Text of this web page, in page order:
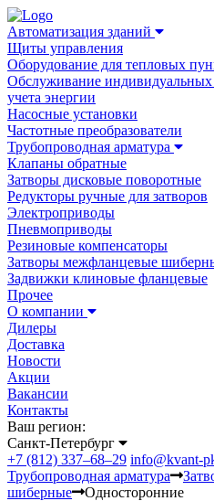
Автоматизация зданий
Щиты управления
Оборудование для тепловых
Обслуживание индивидуальных
учета энергии
Насосные установки
Частотные преобразователи
Трубопроводная арматура
Клапаны обратные
Затворы дисковые поворотные
Редукторы ручные для затворов
Электроприводы
Пневмоприводы
Резиновые компенсаторы
Затворы межфланцевые
Задвижки клиновые фланцевые
Прочее
О компании
Дилеры
Доставка
Новости
Акции
Вакансии
Контакты
Ваш регион:
Санкт-Петербург
+7 (812) 337–68–29 info@kvant-
Трубопроводная арматура
шиберные
Односторонние